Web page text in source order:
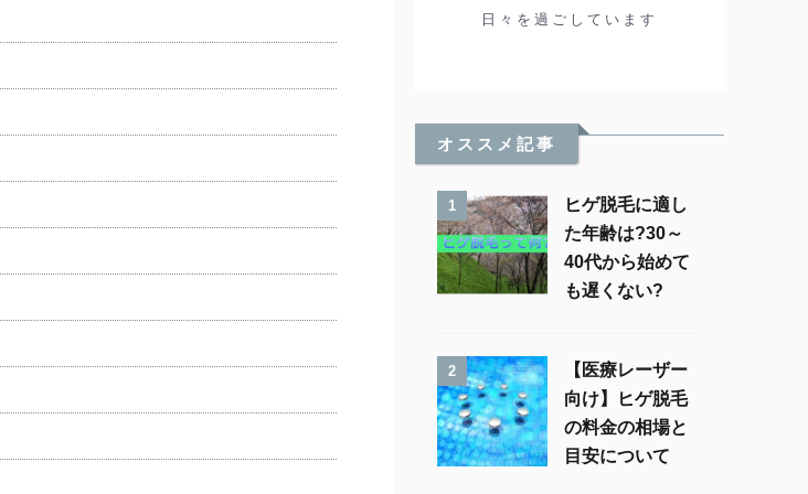
日々を過ごしています
オススメ記事
1
ヒゲ脱毛に適し
た年齢は?30～
40代から始めて
も遅くない?
2
【医療レーザー
向け】ヒゲ脱毛
の料金の相場と
目安について